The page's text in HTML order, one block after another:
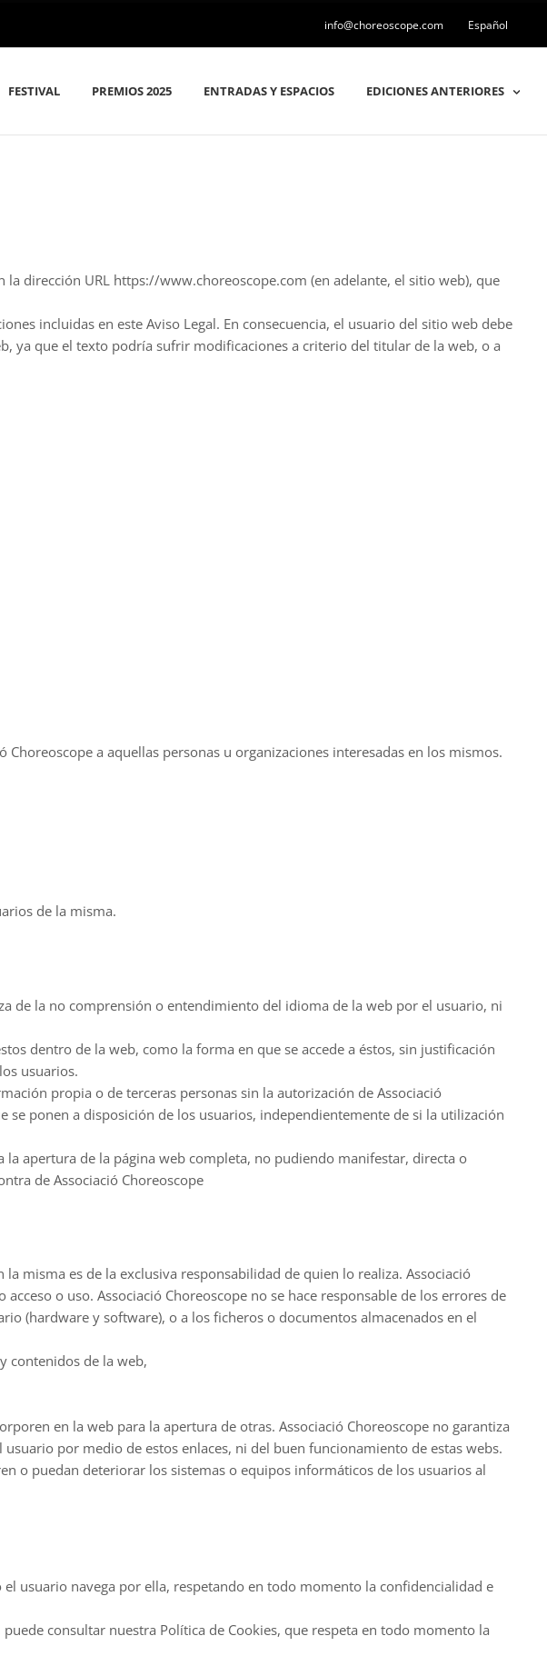
info@choreoscope.com Español
FESTIVAL PREMIOS 2025 ENTRADAS Y ESPACIOS EDICIONES ANTERIORES
la dirección URL https://www.choreoscope.com (en adelante, el sitio web), que
incluidas en este Aviso Legal. En consecuencia, el usuario del sitio web debe
ya que el texto podría sufrir modificaciones a criterio del titular de la web, o a
a aquellas personas u organizaciones interesadas en los mismos.
de la misma.
de la no comprensión o entendimiento del idioma de la web por el usuario, ni
dentro de la web, como la forma en que se accede a éstos, sin justificación
usuarios.
propia o de terceras personas sin la autorización de Associació
ponen a disposición de los usuarios, independientemente de si la utilización
apertura de la página web completa, no pudiendo manifestar, directa o
de Associació Choreoscope
misma es de la exclusiva responsabilidad de quien lo realiza. Associació
o uso. Associació Choreoscope no se hace responsable de los errores de
(hardware y software), o a los ficheros o documentos almacenados en el
contenidos de la web,
en la web para la apertura de otras. Associació Choreoscope no garantiza
por medio de estos enlaces, ni del buen funcionamiento de estas webs.
o puedan deteriorar los sistemas o equipos informáticos de los usuarios al
usuario navega por ella, respetando en todo momento la confidencialidad e
puede consultar nuestra Política de Cookies, que respeta en todo momento la